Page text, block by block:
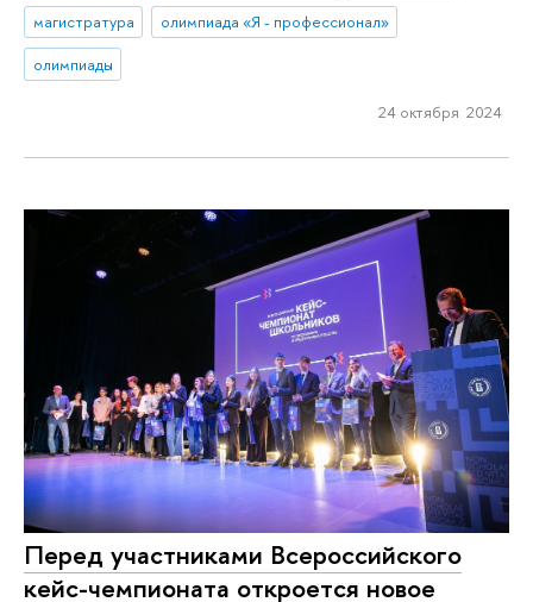
магистратура
олимпиада «Я - профессионал»
олимпиады
24 октября 2024
Перед участниками Всероссийского
кейс-чемпионата откроется новое